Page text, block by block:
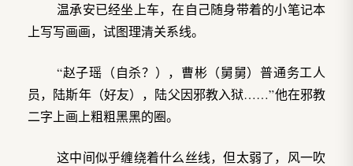
温承安已经坐上车，在自己随身带着的小笔记本
上写写画画，试图理清关系线。
“赵子瑶（自杀？），曹彬（舅舅）普通务工人
员，陆斯年（好友），陆父因邪教入狱……”他在邪教
二字上画上粗粗黑黑的圈。
这中间似乎缠绕着什么丝线，但太弱了，风一吹